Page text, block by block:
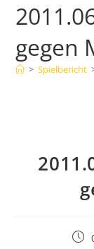
gegen
> Spielbericht